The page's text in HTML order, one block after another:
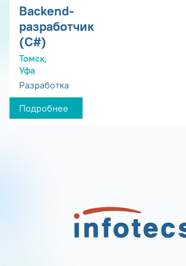
Backend-
разработчик
(C#)
Томск,
Уфа
Разработка
Подробнее